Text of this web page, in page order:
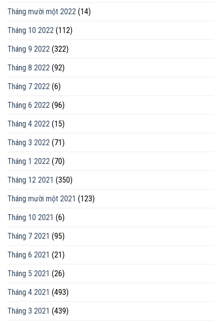
Tháng mười một 2022 (14)
Tháng 10 2022 (112)
Tháng 9 2022 (322)
Tháng 8 2022 (92)
Tháng 7 2022 (6)
Tháng 6 2022 (96)
Tháng 4 2022 (15)
Tháng 3 2022 (71)
Tháng 1 2022 (70)
Tháng 12 2021 (350)
Tháng mười một 2021 (123)
Tháng 10 2021 (6)
Tháng 7 2021 (95)
Tháng 6 2021 (21)
Tháng 5 2021 (26)
Tháng 4 2021 (493)
Tháng 3 2021 (439)